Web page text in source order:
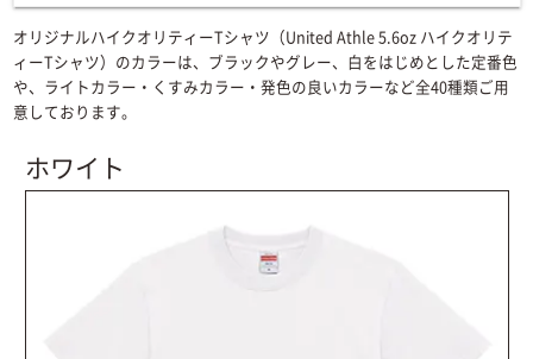
オリジナルハイクオリティーTシャツ（United Athle 5.6oz ハイクオリテ
ィーTシャツ）のカラーは、ブラックやグレー、白をはじめとした定番色
や、ライトカラー・くすみカラー・発色の良いカラーなど全40種類ご用
意しております。
ホワイト